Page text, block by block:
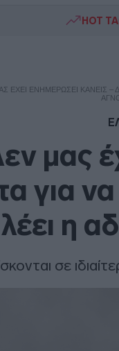
HOT
ΈΧΕΙ ΕΝΗΜΕΡΏΣΕΙ ΚΑΝΕΊΣ –
μας
για να
η
σε